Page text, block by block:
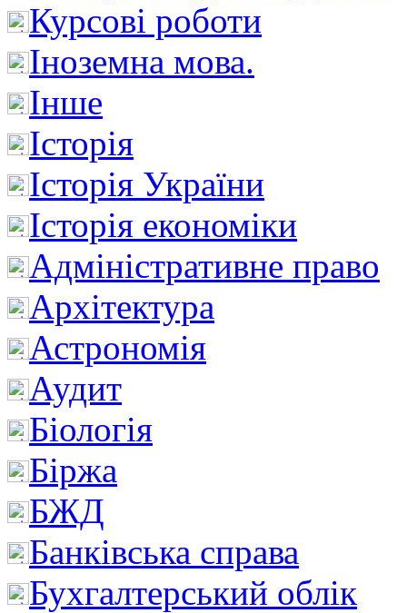
Курсові роботи
Іноземна мова.
Інше
Історія
Історія України
Історія економіки
Адміністративне право
Архітектура
Астрономія
Аудит
Біологія
Біржа
БЖД
Банківська справа
Бухгалтерський облік